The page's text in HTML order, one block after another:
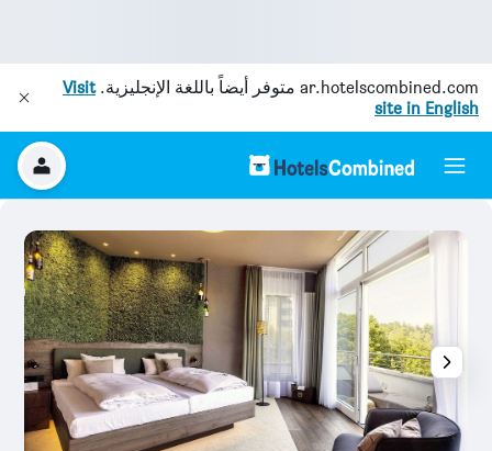
ar.hotelscombined.com متوفر أيضاً باللغة الإنجليزية.Visit
site in English